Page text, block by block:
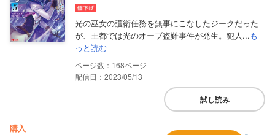
光の巫女の護衛任務を無事にこなしたジークだった
が、王都では光のオーブ盗難事件が発生。犯人...も
っと読む
168
配信日：2023/05/13
試し読み
購入